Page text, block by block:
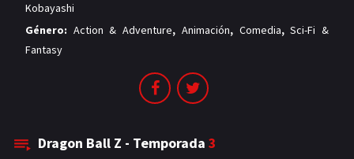
Kobayashi
Género: Action & Adventure, Animación, Comedia,Sci-Fi &
Fantasy
Dragon Ball Z - Temporada 3